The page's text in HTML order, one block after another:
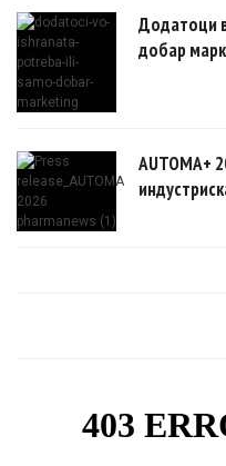
Додатоци
добар
AUTOMA+